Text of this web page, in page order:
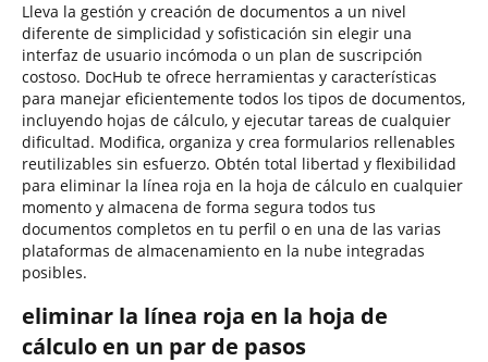
Lleva la gestión y creación de documentos a un nivel
diferente de simplicidad y sofisticación sin elegir una
interfaz de usuario incómoda o un plan de suscripción
costoso. DocHub te ofrece herramientas y características
para manejar eficientemente todos los tipos de documentos,
incluyendo hojas de cálculo, y ejecutar tareas de cualquier
dificultad. Modifica, organiza y crea formularios rellenables
reutilizables sin esfuerzo. Obtén total libertad y flexibilidad
para eliminar la línea roja en la hoja de cálculo en cualquier
momento y almacena de forma segura todos tus
documentos completos en tu perfil o en una de las varias
plataformas de almacenamiento en la nube integradas
posibles.
eliminar la línea roja en la hoja de
cálculo en un par de pasos